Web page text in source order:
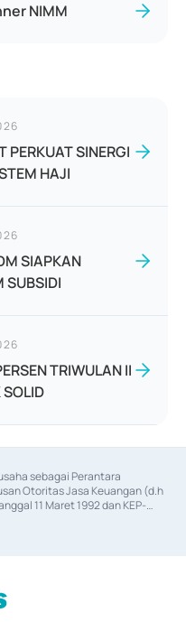
NIMM
PERKUAT SINERGI
HAJI
SIAPKAN
SUBSIDI
TRIWULAN II
sebagai Perantara
Otoritas Jasa Keuangan (d.h
11 Maret 1992 dan KEP-
usaha sebagai Penjamin Emisi
Keuangan Nomor KEP-
Keuangan Nomor S-
beberapa izin usaha lainnya